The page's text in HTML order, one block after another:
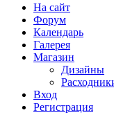
На сайт
Форум
Календарь
Галерея
Магазин
Дизайны
Вход
Регистрация